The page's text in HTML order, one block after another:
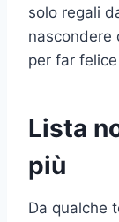
solo regali
nascondere
per far
Lista
più
Da qualche